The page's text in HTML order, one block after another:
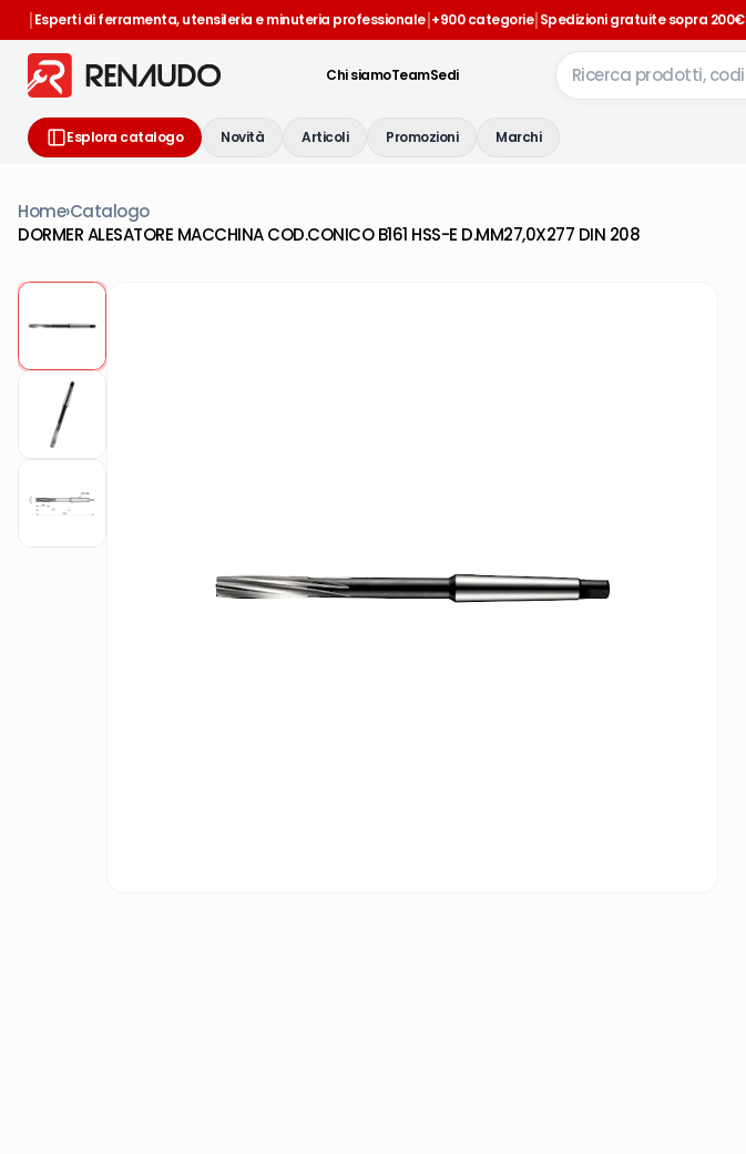
|Esperti di ferramenta, utensileria e minuteria professionale|+900 categorie|Spedizioni gratuite sopra 200€
Chi siamoTeamSedi
Esplora catalogo Novità Articoli Promozioni Marchi
Home›Catalogo
DORMER ALESATORE MACCHINA COD.CONICO B161 HSS-E D.MM27,0X277 DIN 208